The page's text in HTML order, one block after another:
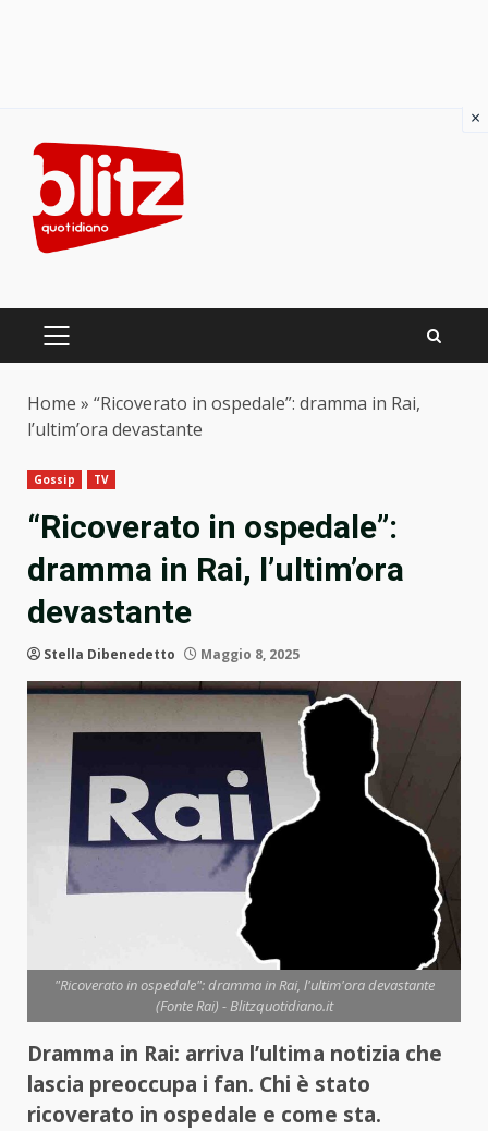
content
PRIMARY
Home » “Ricoverato in ospedale”: dramma in Rai,
l’ultim’ora devastante
Gossip TV
“Ricoverato in ospedale”:
dramma in Rai, l’ultim’ora
devastante
Stella Dibenedetto Maggio 8, 2025
"Ricoverato in ospedale": dramma in Rai, l'ultim'ora devastante
(Fonte Rai) - Blitzquotidiano.it
Dramma in Rai: arriva l’ultima notizia che
lascia preoccupa i fan. Chi è stato
ricoverato in ospedale e come sta.
×